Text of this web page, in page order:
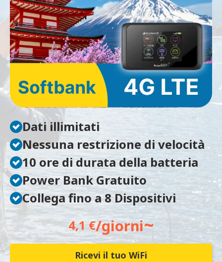
Dati illimitati
Nessuna restrizione di velocità
10 ore di durata della batteria
Power Bank Gratuito
Collega fino a 8 Dispositivi
4,1 €/giorni~
Ricevi il tuo WiFi